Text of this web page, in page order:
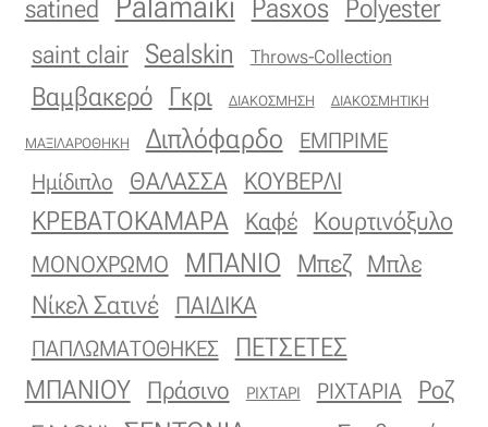
Ταφτάς (ταυτάς)
Ταφτάς μεταξωτός
Τρεβίρα
Υφαντό
Φιλ-κουπέ
Φλάμα
satined Pasxos Polyester
saint clair Sealskin Throws-Collection
Βαμβακερό Γκρι ΔΙΑΚΟΣΜΗΣΗ ΔΙΑΚΟΣΜΗΤΙΚΗ
ΜΑΞΙΛΑΡΟΘΗΚΗ Διπλόφαρδο
ΕΜΠΡΙΜΕ
Ημίδιπλο
ΘΑΛΑΣΣΑ ΚΟΥΒΕΡΛΙ
ΚΡΕΒΑΤΟΚΑΜΑΡΑ Καφέ Κουρτινόξυλο
ΜΟΝΟΧΡΩΜΟ ΜΠΑΝΙΟ Μπεζ Μπλε
Νίκελ Σατινέ ΠΑΙΔΙΚΑ
ΠΑΠΛΩΜΑΤΟΘΗΚΕΣ
ΠΕΤΣΕΤΕΣ
ΜΠΑΝΙΟΥ
Πράσινο ΡΙΧΤΑΡΙ ΡΙΧΤΑΡΙΑ Ροζ